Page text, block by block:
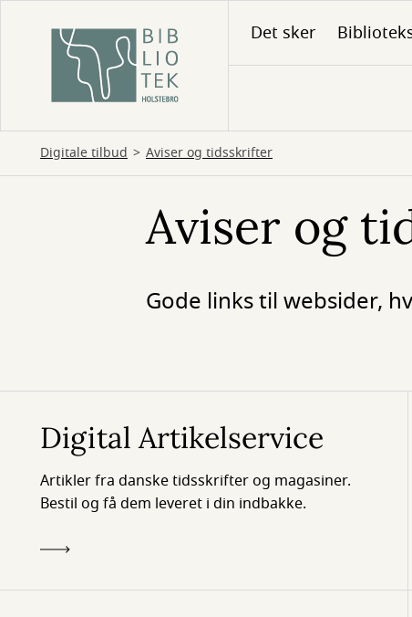
hovedindhold
Det sker
Digitale tilbud Aviser og tidsskrifter
Aviser og
Gode links til websider,
Digital Artikelservice
Artikler fra danske tidsskrifter og magasiner.
Bestil og få dem leveret i din indbakke.